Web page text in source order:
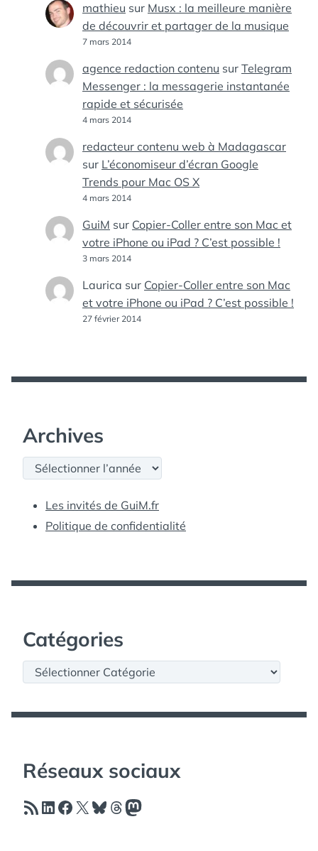
mathieu sur Musx : la meilleure manière
de découvrir et partager de la musique
7 mars 2014
agence redaction contenu sur Telegram
Messenger : la messagerie instantanée
rapide et sécurisée
4 mars 2014
redacteur contenu web à Madagascar
sur L’économiseur d’écran Google
Trends pour Mac OS X
4 mars 2014
GuiM sur Copier-Coller entre son Mac et
votre iPhone ou iPad ? C’est possible !
3 mars 2014
Laurica sur Copier-Coller entre son Mac
et votre iPhone ou iPad ? C’est possible !
27 février 2014
Archives
Archives
Les invités de GuiM.fr
Politique de confidentialité
Catégories
Catégories
Réseaux sociaux
Flux RSSLinkedIn
Facebook
X Bluesky
Threads
Mastodon